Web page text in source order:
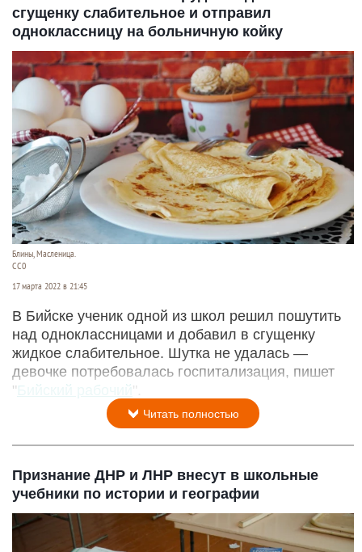
сгущенку слабительное и отправил
одноклассницу на больничную койку
Блины, Масленица.
CC0
17 марта 2022 в 21:45
В Бийске ученик одной из школ решил пошутить
над одноклассницами и добавил в сгущенку
жидкое слабительное. Шутка не удалась —
девочке потребовалась госпитализация, пишет
"Бийский рабочий".
Читать полностью
Признание ДНР и ЛНР внесут в школьные
учебники по истории и географии